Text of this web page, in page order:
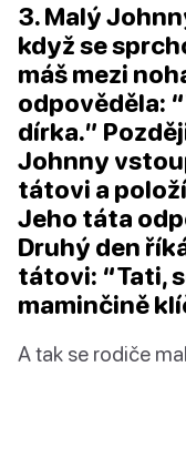
3. Malý
když se
máš mezi
odpověděla:
dírka.”
Johnny
tátovi a
Jeho táta
Druhý den
tátovi: “Tati,
maminčině
A tak se rodiče